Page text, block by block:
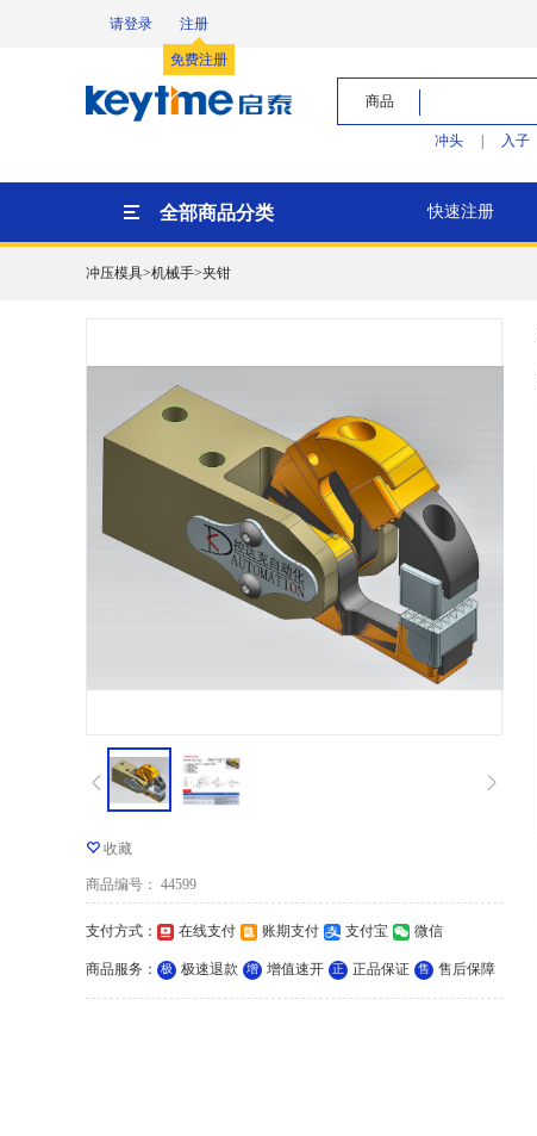
请登录 注册
免费注册
商品
冲头 入子
全部商品分类 快速注册
冲压模具>机械手>夹钳
收藏
商品编号 ： 44599
支付方式 ： 在线支付 账期支付 支付宝 微信
商品服务 ： 极 极速退款 增 增值速开 正 正品保证 售 售后保障